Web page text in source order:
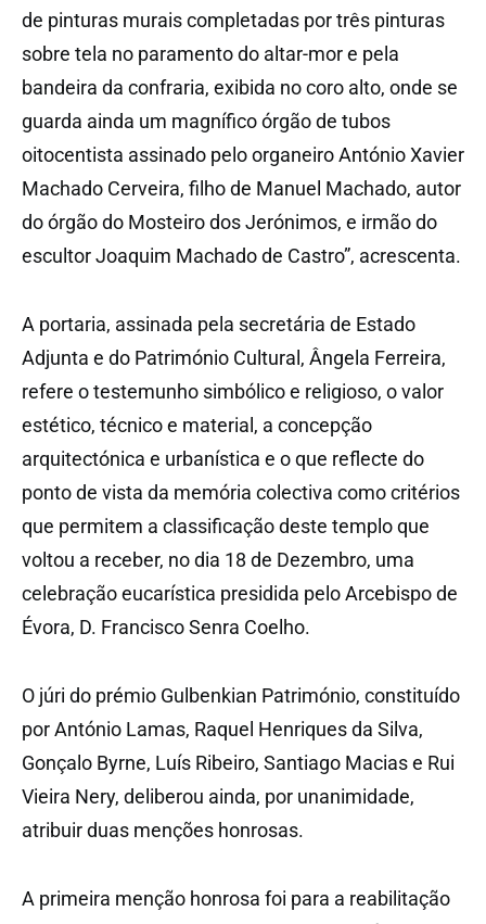
de pinturas murais completadas por três pinturas
sobre tela no paramento do altar-mor e pela
bandeira da confraria, exibida no coro alto, onde se
guarda ainda um magnífico órgão de tubos
oitocentista assinado pelo organeiro António Xavier
Machado Cerveira, filho de Manuel Machado, autor
do órgão do Mosteiro dos Jerónimos, e irmão do
escultor Joaquim Machado de Castro”, acrescenta.
A portaria, assinada pela secretária de Estado
Adjunta e do Património Cultural, Ângela Ferreira,
refere o testemunho simbólico e religioso, o valor
estético, técnico e material, a concepção
arquitectónica e urbanística e o que reflecte do
ponto de vista da memória colectiva como critérios
que permitem a classificação deste templo que
voltou a receber, no dia 18 de Dezembro, uma
celebração eucarística presidida pelo Arcebispo de
Évora, D. Francisco Senra Coelho.
O júri do prémio Gulbenkian Património, constituído
por António Lamas, Raquel Henriques da Silva,
Gonçalo Byrne, Luís Ribeiro, Santiago Macias e Rui
Vieira Nery, deliberou ainda, por unanimidade,
atribuir duas menções honrosas.
A primeira menção honrosa foi para a reabilitação